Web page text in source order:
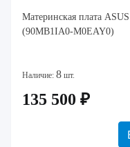
Материнская плата
(90MB1IA0-M0EAY0)
Наличие: 8 шт.
135 500 ₽